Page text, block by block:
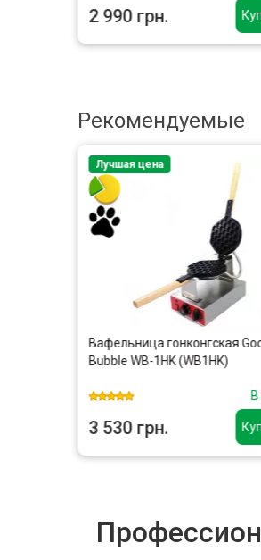
2 990 грн.
Рекомендуемые
Лучшая цена
Вафельница гонконгская
Bubble WB-1HK (WB1HK)
В
3 530 грн.